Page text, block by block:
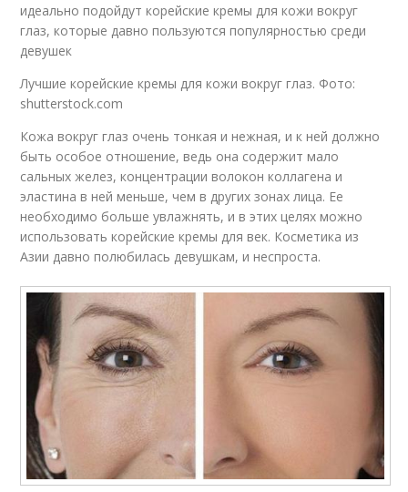
идеально подойдут корейские кремы для кожи вокруг
глаз, которые давно пользуются популярностью среди
девушек
Лучшие корейские кремы для кожи вокруг глаз. Фото:
shutterstock.com
Кожа вокруг глаз очень тонкая и нежная, и к ней должно
быть особое отношение, ведь она содержит мало
сальных желез, концентрации волокон коллагена и
эластина в ней меньше, чем в других зонах лица. Ее
необходимо больше увлажнять, и в этих целях можно
использовать корейские кремы для век. Косметика из
Азии давно полюбилась девушкам, и неспроста.